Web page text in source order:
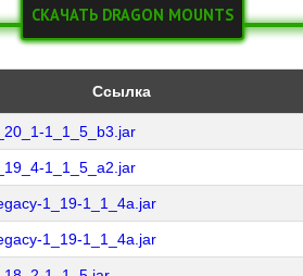
СКАЧАТЬ DRAGON MOUNTS
Ссылка
1_1_5_b3.jar
1_1_5_a2.jar
1_19-1_1_4a.jar
1_19-1_1_4a.jar